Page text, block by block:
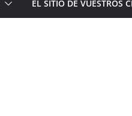
EL SITIO DE VUESTROS